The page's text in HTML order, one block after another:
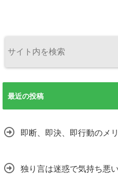
最近の投稿
即断、即決、即行動のメ
独り言は迷惑で気持ち悪